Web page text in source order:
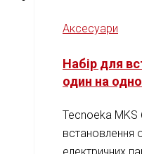
Аксесуари
Набір для
один на
Tecnoeka MKS
встановлення